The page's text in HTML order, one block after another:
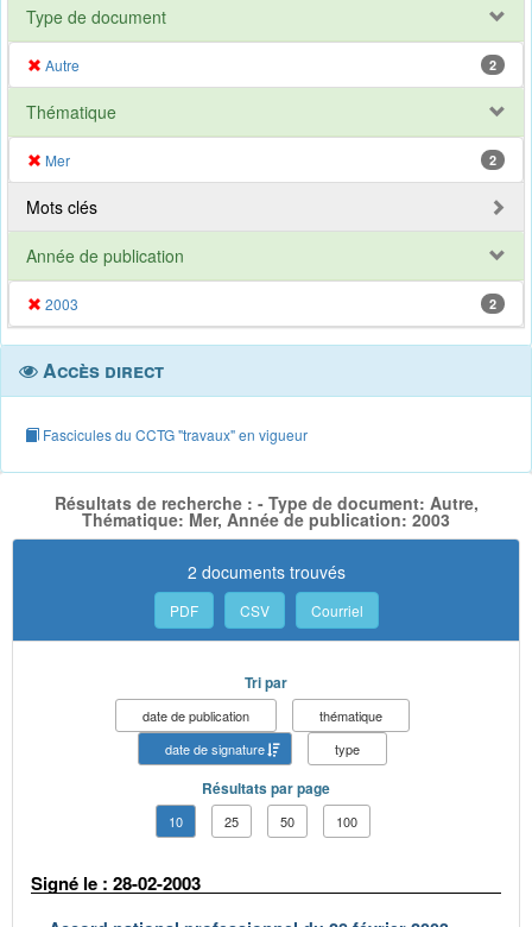
Type de document
Autre 2
Thématique
Mer 2
Mots clés
Année de publication
2003 2
Accès direct
Fascicules du CCTG "travaux" en vigueur
Résultats de recherche : - Type de document: Autre,
Thématique: Mer, Année de publication: 2003
2 documents trouvés
PDF CSV Courriel
Tri par
date de publication
thématique
date de signature
type
Résultats par page
10 25 50 100
Signé le : 28-02-2003